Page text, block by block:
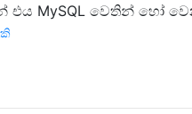
එය MySQL වෙතින් හෝ